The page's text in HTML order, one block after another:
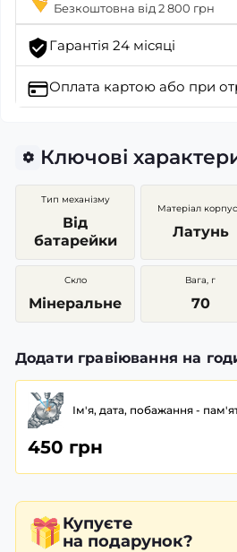
Безкоштовна від 2 800 грн
Гарантія 24 місяці
Оплата картою або при
Ключові
Тип механізму
Від
батарейки
Матеріал
Латунь
Скло
Мінеральне
Вага, г
70
Додати гравіювання на
Ім'я, дата, побажання -
450 грн
Купуєте
на подарунок?